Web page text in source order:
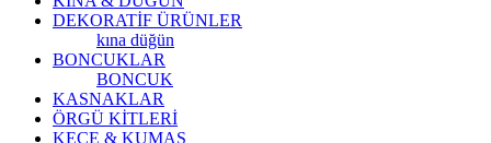
DEKORATİF ÜRÜNLER
kına düğün
BONCUKLAR
BONCUK
KASNAKLAR
ÖRGÜ KİTLERİ
KEÇE & KUMAŞ